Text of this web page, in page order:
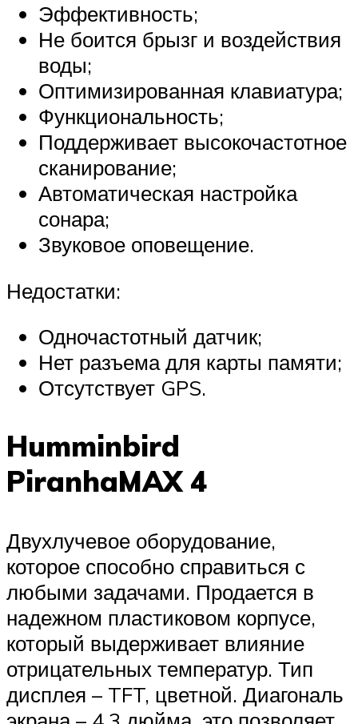
Эффективность;
Не боится брызг и воздействия
воды;
Оптимизированная клавиатура;
Функциональность;
Поддерживает высокочастотное
сканирование;
Автоматическая настройка
сонара;
Звуковое оповещение.
Недостатки:
Одночастотный датчик;
Нет разъема для карты памяти;
Отсутствует GPS.
Humminbird
PiranhaMAX 4
Двухлучевое оборудование,
которое способно справиться с
любыми задачами. Продается в
надежном пластиковом корпусе,
который выдерживает влияние
отрицательных температур. Тип
дисплея – TFT, цветной. Диагональ